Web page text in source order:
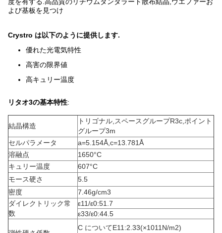
よび基板を見つけ
Crystro は以下のように提供します.
優れた光電気特性
高害の限界値
高キュリー温度
リタオ3の基本特性:
結晶構造
トリゴナル,スペースグループR3c,ポイント
グループ3m
セルパラメータ
a=5.154Å c=13.781Å
溶融点
1650°C
キュリー温度
607°C
モース硬さ
5.5
密度
7.46g/cm3
ダイレクトリック常
数
ε11/ε0:51.7
ε33/ε0:44.5
C についてE11 :2.33(×1011 N/m2)